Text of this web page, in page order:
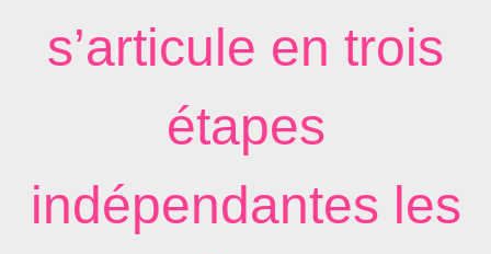
s’articule en trois
étapes
indépendantes les